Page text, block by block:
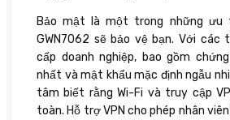
Bảo mật là một trong những ưu
GWN7062 sẽ bảo vệ bạn. Với các
cấp doanh nghiệp, bao gồm
nhất và mật khẩu mặc định ngẫu
tâm biết rằng Wi-Fi và truy cập
toàn. Hỗ trợ VPN cho phép nhân